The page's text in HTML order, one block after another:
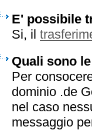
E' possibile
Si, il
Quali sono
Per
dominio .de
nel caso
messaggio